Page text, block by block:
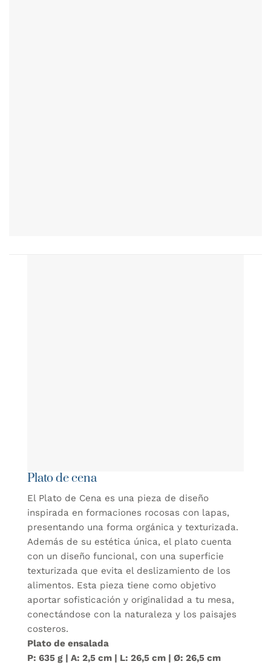
Plato de cena
El Plato de Cena es una pieza de diseño
inspirada en formaciones rocosas con lapas,
presentando una forma orgánica y texturizada.
Además de su estética única, el plato cuenta
con un diseño funcional, con una superficie
texturizada que evita el deslizamiento de los
alimentos. Esta pieza tiene como objetivo
aportar sofisticación y originalidad a tu mesa,
conectándose con la naturaleza y los paisajes
costeros.
Plato de ensalada
P: 635 g | A: 2,5 cm | L: 26,5 cm | Ø: 26,5 cm